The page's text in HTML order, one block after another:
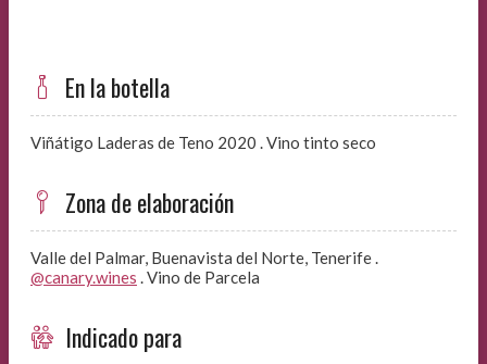
En la botella
Viñátigo Laderas de Teno 2020 . Vino tinto seco
Zona de elaboración
Valle del Palmar, Buenavista del Norte, Tenerife .
@canary.wines . Vino de Parcela
Indicado para